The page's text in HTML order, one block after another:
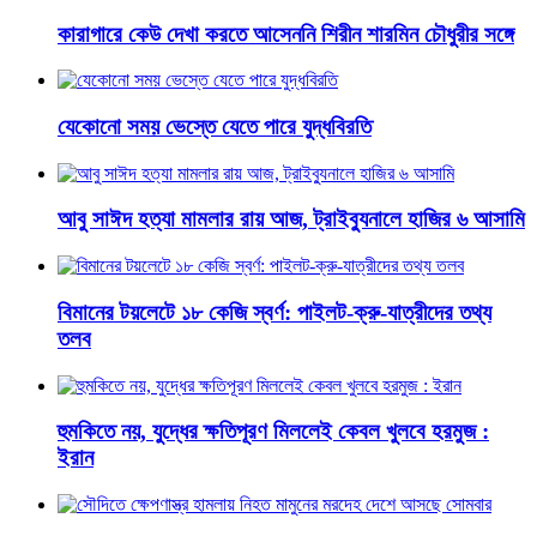
কারাগারে কেউ দেখা করতে আসেননি শিরীন শারমিন চৌধুরীর সঙ্গে
যেকোনো সময় ভেস্তে যেতে পারে যুদ্ধবিরতি
আবু সাঈদ হত্যা মামলার রায় আজ, ট্রাইব্যুনালে হাজির ৬ আসামি
বিমানের টয়লেটে ১৮ কেজি স্বর্ণ: পাইলট-ক্রু-যাত্রীদের তথ্য
তলব
হুমকিতে নয়, যুদ্ধের ক্ষতিপূরণ মিললেই কেবল খুলবে হরমুজ :
ইরান